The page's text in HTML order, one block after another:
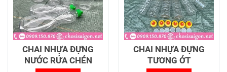
CHAI NHỰA ĐỰNG
NƯỚC RỬA CHÉN
CHAI NHỰA ĐỰNG
TƯƠNG ỚT